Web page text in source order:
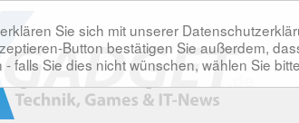
Sie sich mit unserer
Button bestätigen Sie außerdem,
falls Sie dies nicht wünschen, wählen Sie